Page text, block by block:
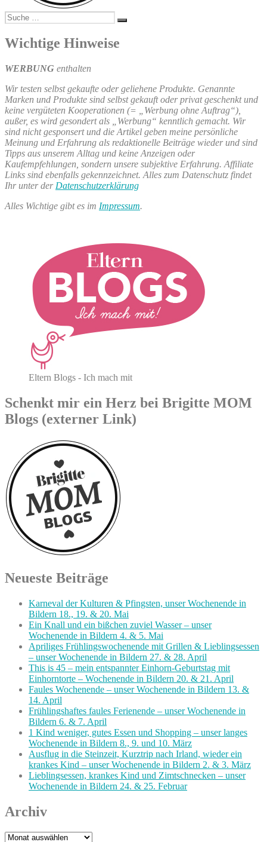
Suche
nach:
Suchen
Wichtige Hinweise
WERBUNG enthalten
Wir testen selbst gekaufte oder geliehene Produkte. Genannte
Marken und Produkte sind selbst gekauft oder privat geschenkt und
keine vergüteten Kooperationen (= „Werbung ohne Auftrag“),
außer, es wird gesondert als „Werbung“ kenntlich gemacht. Wir
sind nicht gesponsert und die Artikel geben meine persönliche
Meinung und Erfahrung als redaktionelle Beiträge wieder und sind
Tipps aus unserem Alltag und keine Anzeigen oder
Kaufempfehlungen, sondern unsere subjektive Erfahrung. Affiliate
Links sind ebenfalls gekennzeichnet. Alles zum Datenschutz findet
Ihr unter der Datenschutzerklärung
Alles Wichtige gibt es im Impressum.
Eltern Blogs - Ich mach mit
Schenkt mir ein Herz bei Brigitte MOM
Blogs (externer Link)
Neueste Beiträge
Karneval der Kulturen & Pfingsten, unser Wochenende in
Bildern 18., 19. & 20. Mai
Ein Knall und ein bißchen zuviel Wasser – unser
Wochenende in Bildern 4. & 5. Mai
Apriliges Frühlingswochenende mit Grillen & Lieblingsessen
– unser Wochenende in Bildern 27. & 28. April
This is 45 – mein entspannter Einhorn-Geburtstag mit
Einhorntorte – Wochenende in Bildern 20. & 21. April
Faules Wochenende – unser Wochenende in Bildern 13. &
14. April
Frühlingshaftes faules Ferienende – unser Wochenende in
Bildern 6. & 7. April
1 Kind weniger, gutes Essen und Shopping – unser langes
Wochenende in Bildern 8., 9. und 10. März
Ausflug in die Steinzeit, Kurztrip nach Irland, wieder ein
krankes Kind – unser Wochenende in Bildern 2. & 3. März
Lieblingsessen, krankes Kind und Zimtschnecken – unser
Wochenende in Bildern 24. & 25. Februar
Archiv
Archiv